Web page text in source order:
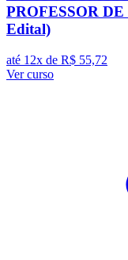
PROFESSOR
Edital)
até 12x de R$ 55,72
Ver curso